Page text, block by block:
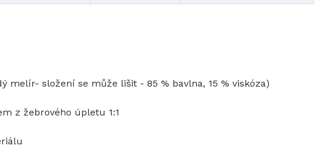
melír- složení se může lišit - 85 % bavlna, 15 % viskóza)
z žebrového úpletu 1:1